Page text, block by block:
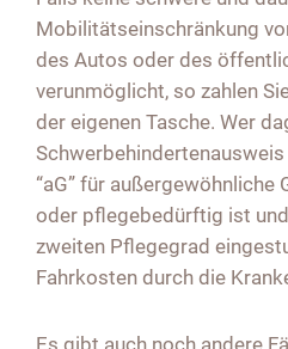
Mobilitätseinschränkung
des Autos oder des
verunmöglicht, so zahlen
der eigenen Tasche. Wer
“aG” für außergewöhnliche
oder pflegebedürftig ist
zweiten Pflegegrad
Fahrkosten durch die
Es gibt auch noch andere